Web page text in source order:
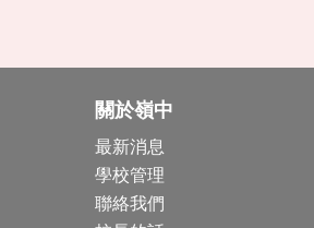
關於嶺中
最新消息
學校管理
聯絡我們